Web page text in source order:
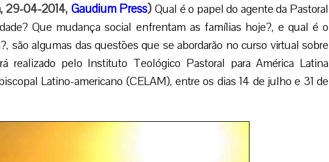
29-04-2014, Gaudium Press) Qual é o papel do agente da Pastoral
Que mudança social enfrentam as famílias hoje?, e qual é o
são algumas das questões que se abordarão no curso virtual sobre
realizado pelo Instituto Teológico Pastoral para América Latina
Latino-americano (CELAM), entre os dias 14 de julho e 31 de